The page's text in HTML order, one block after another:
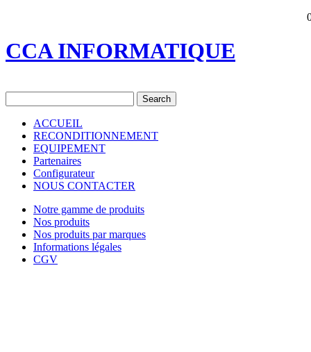
CCA INFORMATIQUE
ACCUEIL
RECONDITIONNEMENT
EQUIPEMENT
Partenaires
Configurateur
NOUS CONTACTER
Notre gamme de produits
Nos produits
Nos produits par marques
Informations légales
CGV